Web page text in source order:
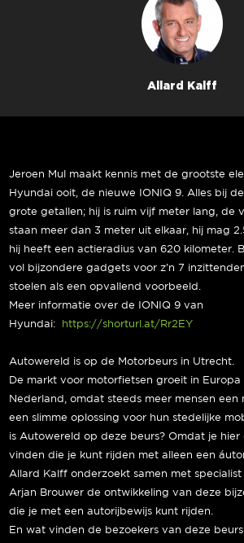
Allard Kalff
Jeroen Mul maakt kennis met de grootste
Hyundai ooit, de nieuwe IONIQ 9. Alles bij
grote getallen; hij is ruim vijf meter lang, de
staan meer dan 3 meter uit elkaar, hij mag
hij heeft een actieradius van 620 kilometer.
vol bijzondere gadgets voor z’n 7
stoelen als een opvallend voorbeeld.
Meer informatie over de IONIQ 9 van
Hyundai: https://shorturl.at/Rr2EY
Autowereld is op de Motorbeurs in Utrecht.
De markt voor motorfietsen groeit in Europa
Nederland, omdat steeds meer mensen een
een slimme oplossing voor hun stedelijke
is Autowereld op deze beurs? Omdat je hier
vinden die je kunt rijden met alleen een
Allard Kalff onderzoekt samen met
Arjan Brouwer de ontwikkeling van deze
die je met een autorijbewijs kunt rijden.
En wat vinden de bezoekers van deze